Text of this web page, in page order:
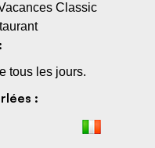
Classic
tous les jours.
: